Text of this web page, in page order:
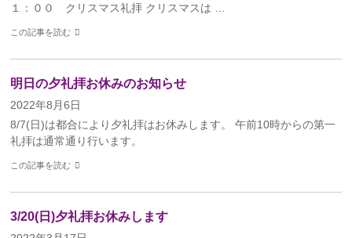
１：００ クリスマス礼拝 クリスマスは …
この記事を読む
明日の夕礼拝お休みのお知らせ
2022年8月6日
8/7(日)は都合により夕礼拝はお休みします。 午前10時からの第一
礼拝は通常通り行います。
この記事を読む
3/20(日)夕礼拝お休みします